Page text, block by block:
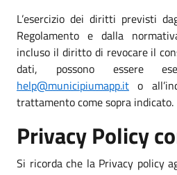
L’esercizio dei diritti previsti
Regolamento e dalla
incluso il diritto di revocare il
dati, possono essere
help@municipiumapp.it o
trattamento come sopra indicato.
Privacy Policy
Si ricorda che la Privacy policy